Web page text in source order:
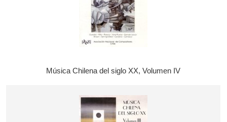
Música Chilena del siglo XX, Volumen IV